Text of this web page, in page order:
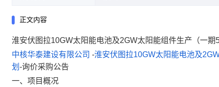
正文内容
淮安伏图拉10GW太阳能电池及2GW太阳能组件生产（一
中核华泰建设有限公司 -淮安伏图拉10GW太阳能电池及
划 -询价采购公告
一、项目概况